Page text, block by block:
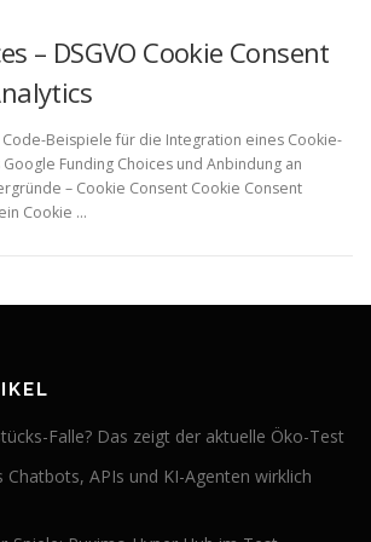
– DSGVO Cookie Consent
Beispiele für die Integration eines Cookie-
Funding Choices und Anbindung an
– Cookie Consent Cookie Consent
Cookie …
Falle? Das zeigt der aktuelle Öko-Test
Chatbots, APIs und KI-Agenten wirklich